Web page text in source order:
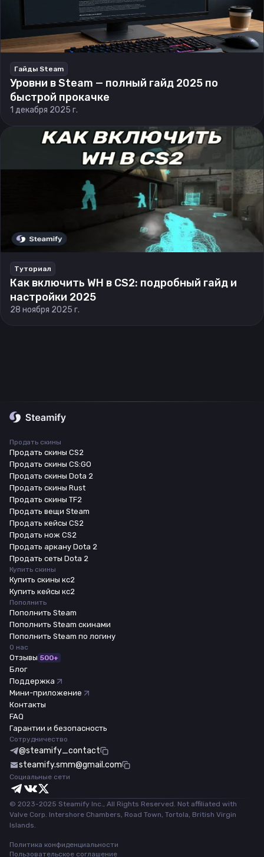
Гайды Steam
Уровни в Steam — полный гайд 2025 по
быстрой прокачке
1 декабря 2025 г.
Туториал
Как включить WH в CS2: подробный гайд и
настройки 2025
28 ноября 2025 г.
Продать скины
Продать скины CS2
Продать скины CS:GO
Продать скины Dota 2
Продать скины Rust
Продать скины TF2
Продать вещи Steam
Продать кейсы CS2
Продать нож CS2
Продать аркану Dota 2
Продать сеты Dota 2
Купить скины
Купить скины кс2
Купить кейсы кс2
Пополнить
Пополнить Steam
Пополнить Steam скинами
Пополнить Steam по логину
О нас
Отзывы 500+
Блог
Поддержка
Мини-приложение
Контакты
FAQ
Гарантии и безопасность
Сотрудничество
@steamify_contact
steamify.smm@gmail.com
Социальные сети
© 2023-2025 Steamify Inc., All Rights Reserved. Not affiliated with
Valve Corp. Intershore Chambers, Road Town, Tortola, British Virgin
Islands.
Политика конфиденциальности
Пользовательское соглашение